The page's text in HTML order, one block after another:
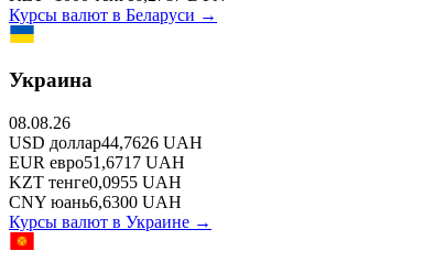
Курсы валют в Беларуси →
Украина
08.08.26
USD доллар44,7626 UAH
EUR евро51,6717 UAH
KZT тенге0,0955 UAH
CNY юань6,6300 UAH
Курсы валют в Украине →